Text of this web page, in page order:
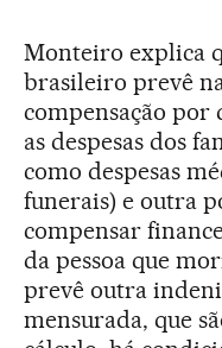
Monteiro explica
brasileiro prevê
compensação por
as despesas dos
como despesas
funerais) e outra
compensar
da pessoa que
prevê outra
mensurada, que